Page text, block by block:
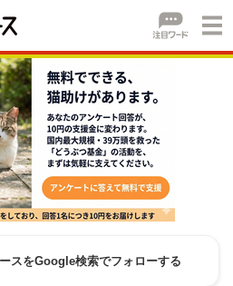
スをGoogle検索でフォローする